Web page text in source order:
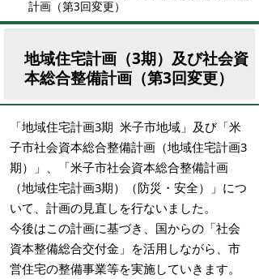
計画（第3回変更）
地域住宅計画（3期）及び社会資
本総合整備計画（第3回変更）
「地域住宅計画3期 米子市地域」及び「米
子市社会資本総合整備計画（地域住宅計画3
期）」、「米子市社会資本総合整備計画
（地域住宅計画3期）（防災・安全）」につ
いて、計画の見直しを行ないました。
今後はこの計画に基づき、国からの「社会
資本整備総合交付金」を活用しながら、市
営住宅の整備事業等を実施していきます。